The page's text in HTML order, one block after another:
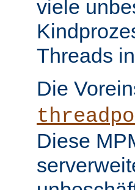
viele
Threads
Die
Diese